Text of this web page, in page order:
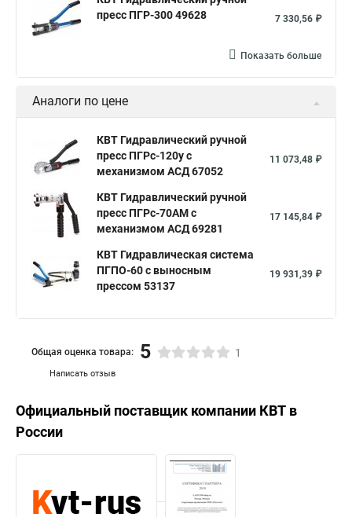
пресс ПГР-300 49628
7 330,56 ₽
Показать больше
Аналоги по цене
КВТ Гидравлический ручной
пресс ПГРс-120у с
механизмом АСД 67052
11 073,48 ₽
КВТ Гидравлический ручной
пресс ПГРс-70АМ с
механизмом АСД 69281
17 145,84 ₽
КВТ Гидравлическая система
ПГПО-60 с выносным
прессом 53137
19 931,39 ₽
Написать отзыв
Общая оценка товара: 5 1
Официальный поставщик компании КВТ в
России